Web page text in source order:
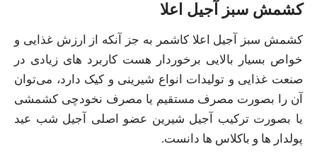
کشمش سبز آجیل اعلا
کشمش سبز آجیل اعلا کاشمر به جز آنکه از ارزش غذایی و
خواص بسیار بالایی برخوردار هست کاربرد های زیادی در
صنعت غذایی و تولیدات انواع شیرینی و کیک دارد، می‌توان
آن را بصورت مصرف مستقیم یا مصرف نخودچی کشمشی
یا بصورت ترکیب آجیل شیرین عضو اصلی آجیل شب عید
پولدار ها و باکلاس ها دانست.